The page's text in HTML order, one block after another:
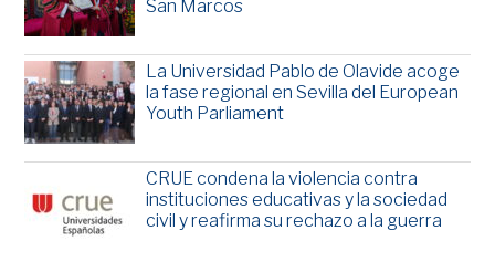
San Marcos
La Universidad Pablo de Olavide acoge
la fase regional en Sevilla del European
Youth Parliament
CRUE condena la violencia contra
instituciones educativas y la sociedad
civil y reafirma su rechazo a la guerra